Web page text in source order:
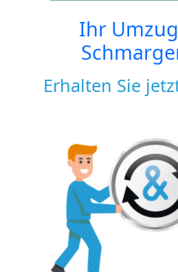
Ihr
Erhalten Sie